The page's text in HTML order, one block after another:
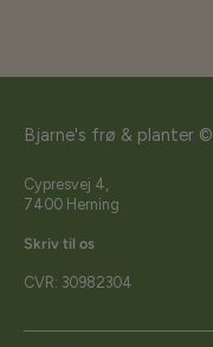
Bjarne's frø & planter ©
Cypresvej 4,
7400 Herning
Skriv til os
CVR: 30982304